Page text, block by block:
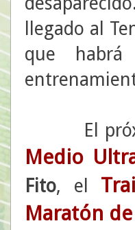
llegado al
que
El
Medio
Fito, el
Maratón